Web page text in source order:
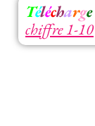
Télécharge
chiffre 1-10